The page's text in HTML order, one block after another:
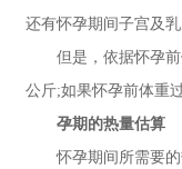
还有怀孕期间子宫及
但是，依据怀孕前
公斤;如果怀孕前体重
孕期的热量估算
怀孕期间所需要的